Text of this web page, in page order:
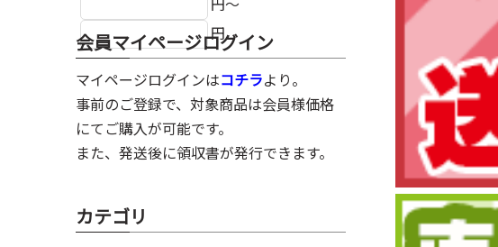
円
会員マイページログイン
マイページログインはコチラより。
事前のご登録で、対象商品は会員様価格
にてご購入が可能です。
また、発送後に領収書が発行できます。
カテゴリ